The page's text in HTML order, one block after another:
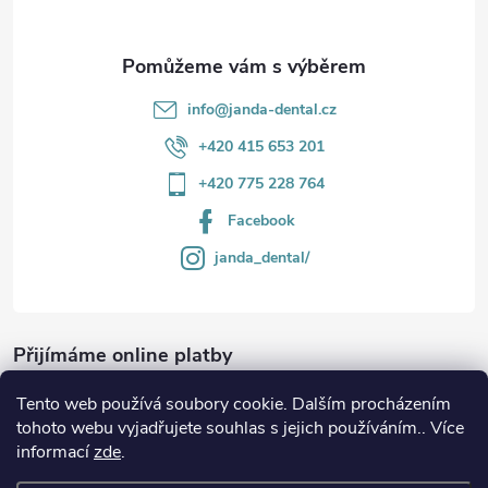
Tento web používá soubory cookie. Dalším procházením
tohoto webu vyjadřujete souhlas s jejich používáním.. Více
informacízde.
info@janda-dental.cz
+420 415 653 201
+420 775 228 764
Facebook
janda_dental/
Přijímáme online platby